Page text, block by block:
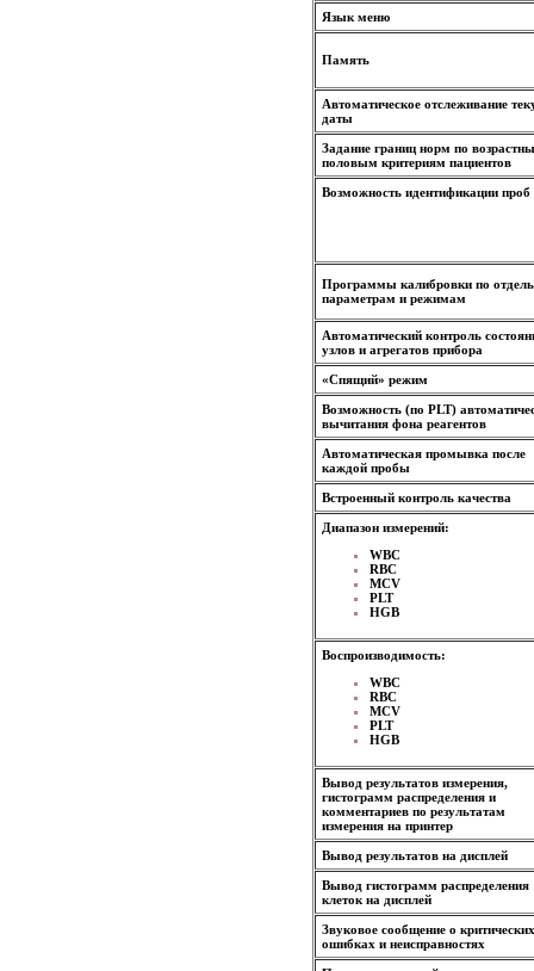
Язык меню
Память
Автоматическое отслеживание
даты
Задание границ норм по
половым критериям пациентов
Возможность идентификации проб
Программы калибровки по
параметрам и режимам
Автоматический контроль
узлов и агрегатов прибора
«Спящий» режим
Возможность (по PLT)
вычитания фона реагентов
Автоматическая промывка после
каждой пробы
Встроенный контроль качества
Диапазон измерений:
WBC
RBC
MCV
PLT
HGB
Воспроизводимость:
WBC
RBC
MCV
PLT
HGB
Вывод результатов измерения,
гистограмм распределения и
комментариев по результатам
измерения на принтер
Вывод результатов на дисплей
Вывод гистограмм распределения
клеток на дисплей
Звуковое сообщение о критических
ошибках и неисправностях